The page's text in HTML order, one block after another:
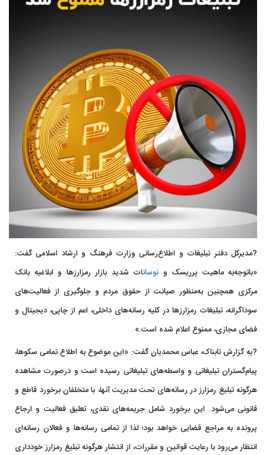
?مدیرکل دفتر تبلیغات و اطلاع‌رسانی وزارت فرهنگ و ارشاد اسلامی گفت:
«باتوجه‌به ماهیت پرریسک و نوسانات شدید بازار رمزارزها و ابلاغیه بانک
مرکزی همچنین به‌منظور صیانت از حقوق مردم و جلوگیری از فعالیت‌های
سوداگرانه، تبلیغات رمزارزها در کلیه رسانه‌های داخلی، اعم از چاپی، دیجیتال و
فضای مجازی، ممنوع اعلام شده است.»
?به گزارش تابناک، عباس محمدیان گفت: «این موضوع به اطلاع تمامی سکوها،
پیام‌گستران تبلیغاتی و واسطه‌های تبلیغاتی رسیده است و درصورت مشاهده
هرگونه تبلیغ رمزارز در رسانه‌های تحت مدیریت آنها، با متخلفان برخورد قاطع و
قانونی می‌شود. این برخورد شامل جریمه‌های نقدی، تعلیق فعالیت و ارجاع
پرونده به مراجع قضایی خواهد بود؛ لذا از تمامی رسانه‌ها و فعالان رسانه‌ای
انتظار می‌رود با رعایت قوانین و مقررات، از انتشار هرگونه تبلیغ رمزارز خودداری